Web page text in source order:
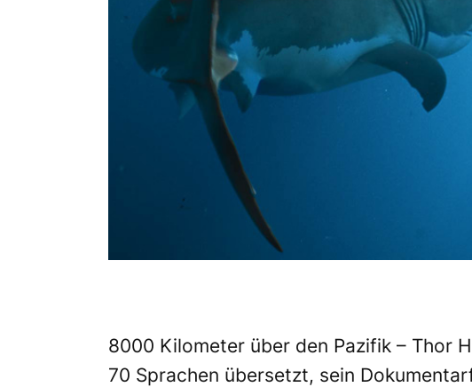
8000 Kilometer über den Pazifik – Thor
70 Sprachen übersetzt, sein